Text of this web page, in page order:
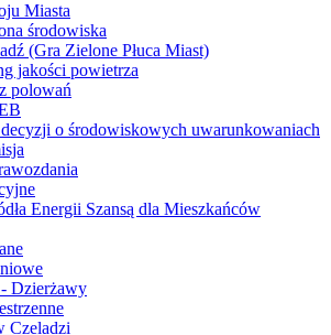
Miasta
środowiska
(Gra Zielone Płuca Miast)
jakości powietrza
polowań
o środowiskowych uwarunkowaniach
Energii Szansą dla Mieszkańców
Dzierżawy
Czeladzi